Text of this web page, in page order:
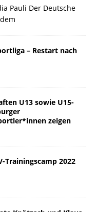
Pauli Der Deutsche
– Restart nach
U13 sowie U15-
zeigen
Trainingscamp 2022